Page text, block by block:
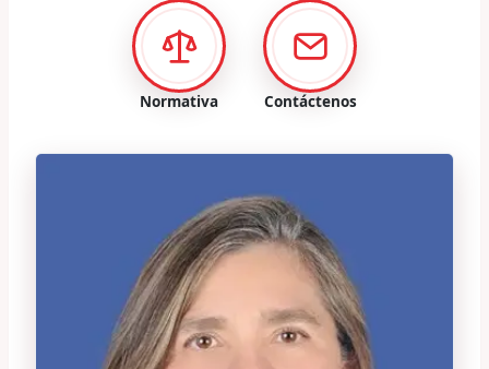
Normativa Contáctenos